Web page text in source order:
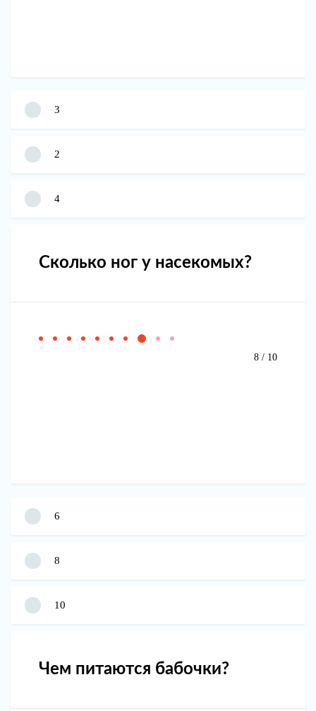
3
2
4
Сколько ног у насекомых?
8 / 10
6
8
10
Чем питаются бабочки?